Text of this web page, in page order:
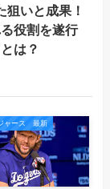
狙いと成果！
役割を遂行
は？
ャース 最新